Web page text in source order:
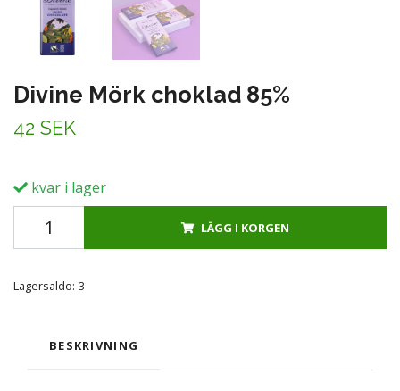
Divine Mörk choklad 85%
42 SEK
kvar i lager
LÄGG I KORGEN
Lagersaldo: 3
BESKRIVNING